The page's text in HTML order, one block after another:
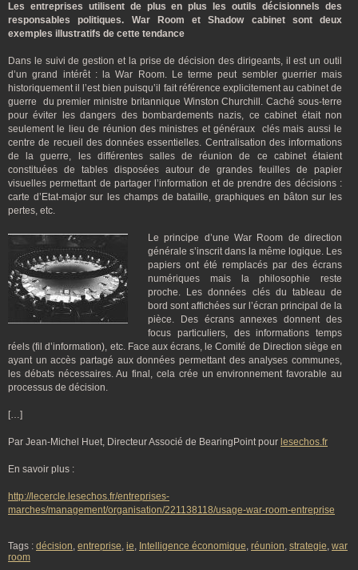
Les entreprises utilisent de plus en plus les outils décisionnels des
responsables politiques. War Room et Shadow cabinet sont deux
exemples illustratifs de cette tendance
Dans le suivi de gestion et la prise de décision des dirigeants, il est un outil
d’un grand intérêt : la War Room. Le terme peut sembler guerrier mais
historiquement il l’est bien puisqu’il fait référence explicitement au cabinet de
guerre du premier ministre britannique Winston Churchill. Caché sous-terre
pour éviter les dangers des bombardements nazis, ce cabinet était non
seulement le lieu de réunion des ministres et généraux clés mais aussi le
centre de recueil des données essentielles. Centralisation des informations
de la guerre, les différentes salles de réunion de ce cabinet étaient
constituées de tables disposées autour de grandes feuilles de papier
visuelles permettant de partager l’information et de prendre des décisions :
carte d’Etat-major sur les champs de bataille, graphiques en bâton sur les
pertes, etc.
Le principe d’une War Room de direction
générale s’inscrit dans la même logique. Les
papiers ont été remplacés par des écrans
numériques mais la philosophie reste
proche. Les données clés du tableau de
bord sont affichées sur l’écran principal de la
pièce. Des écrans annexes donnent des
focus particuliers, des informations temps
réels (fil d’information), etc. Face aux écrans, le Comité de Direction siège en
ayant un accès partagé aux données permettant des analyses communes,
les débats nécessaires. Au final, cela crée un environnement favorable au
processus de décision.
[…]
Par Jean-Michel Huet, Directeur Associé de BearingPoint pour lesechos.fr
En savoir plus :
http://lecercle.lesechos.fr/entreprises-
marches/management/organisation/221138118/usage-war-room-entreprise
Tags : décision, entreprise, ie, Intelligence économique, réunion, strategie, war
room